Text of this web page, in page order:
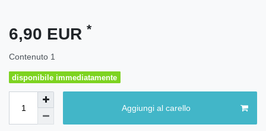
6,90 EUR *
Contenuto 1
disponibile immediatamente
Aggiungi al carello